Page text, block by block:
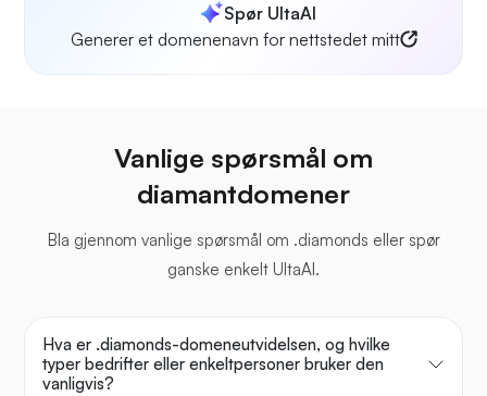
Spør UltaAI
Generer et domenenavn for nettstedet mitt
Vanlige spørsmål om
diamantdomener
Bla gjennom vanlige spørsmål om .diamonds eller spør
ganske enkelt UltaAI.
Hva er .diamonds-domeneutvidelsen, og hvilke
typer bedrifter eller enkeltpersoner bruker den
vanligvis?